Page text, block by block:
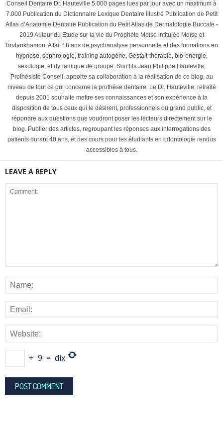
Conseil Dentaire Dr. Hauteville 5.000 pages lues par jour avec un maximum à
7.000 Publication du Dictionnaire Lexique Dentaire Illustré Publication de Petit
Atlas d’Anatomie Dentaire Publication du Petit Atlas de Dermatologie Buccale -
2019 Auteur du Etude sur la vie du Prophète Moïse intitulée Moïse et
Toutankhamon. A fait 18 ans de psychanalyse personnelle et des formations en
hypnose, sophrologie, training autogène, Gestalt-thérapie, bio-energie,
sexologie, et dynamique de groupe. Son fils Jean Philippe Hauteville,
Prothésiste Conseil, apporte sa collaboration à la réalisation de ce blog, au
niveau de tout ce qui concerne la prothèse dentaire. Le Dr. Hauteville, retraité
depuis 2001 souhaite mettre ses connaissances et son expérience à la
disposition de tous ceux qui le désirent, professionnels ou grand public, et
répondre aux questions que voudront poser les lecteurs directement sur le
blog. Publier des articles, regroupant les réponses aux interrogations des
patients durant 40 ans, et des cours pour les étudiants en odontologie rendus
accessibles à tous.
LEAVE A REPLY
+ 9 = dix